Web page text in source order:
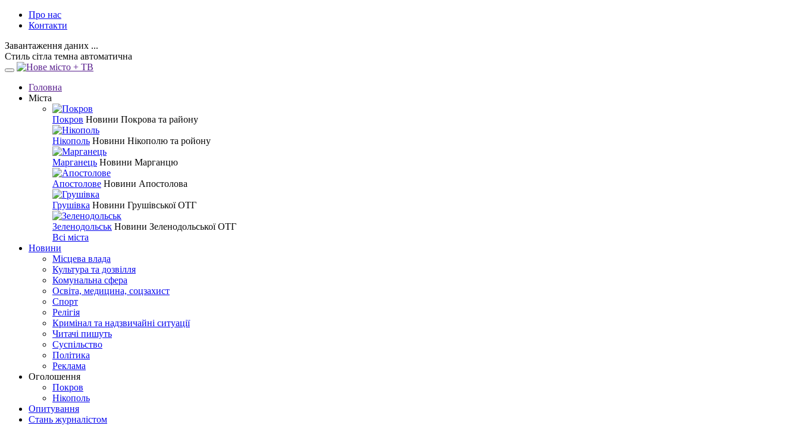
Про нас
Контакти
Завантаження даних ...
Стиль сітла темна автоматична
Головна
Міста
Покров Новини Покрова та району
Нікополь Новини Нікополю та ройону
Марганець Новини Марганцю
Апостолове Новини Апостолова
Грушівка Новини Грушівської ОТГ
Зеленодольськ Новини Зеленодольської ОТГ
Всі міста
Новини
Місцева влада
Культура та дозвілля
Комунальна сфера
Освіта, медицина, соцзахист
Спорт
Релігія
Кримінал та надзвичайні ситуації
Читачі пишуть
Суспільство
Політика
Реклама
Оголошення
Покров
Нікополь
Опитування
Стань журналістом